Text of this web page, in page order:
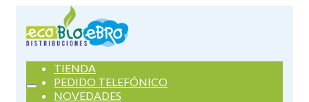
TIENDA
PEDIDO TELEFÓNICO
NOVEDADES